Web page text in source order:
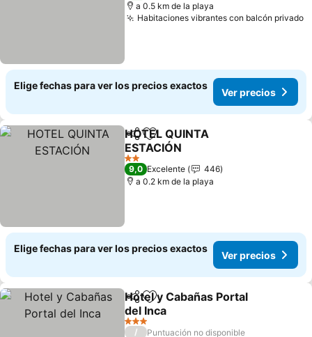
a 0.5 km de la playa
Habitaciones vibrantes con balcón privado
Elige fechas para ver los precios exactos
Ver precios
CompartirAgregar a favoritos
HOTEL QUINTA
ESTACIÓN
2 Estrellas
9,0 Excelente
446
a 0.2 km de la playa
Elige fechas para ver los precios exactos
Ver precios
CompartirAgregar a favoritos
Hotel y Cabañas Portal
del Inca
3 Estrellas
/ Puntuación no disponible